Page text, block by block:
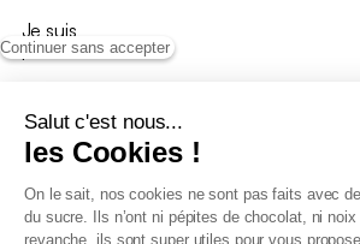
Continuer sans accepter
Salut c'est nous...
les Cookies !
On le sait, nos cookies ne sont pas faits avec
du sucre. Ils n’ont ni pépites de chocolat, ni
revanche, ils sont super utiles pour vous
Je suis
professionnel
Conditions générales de
Conditions générales du